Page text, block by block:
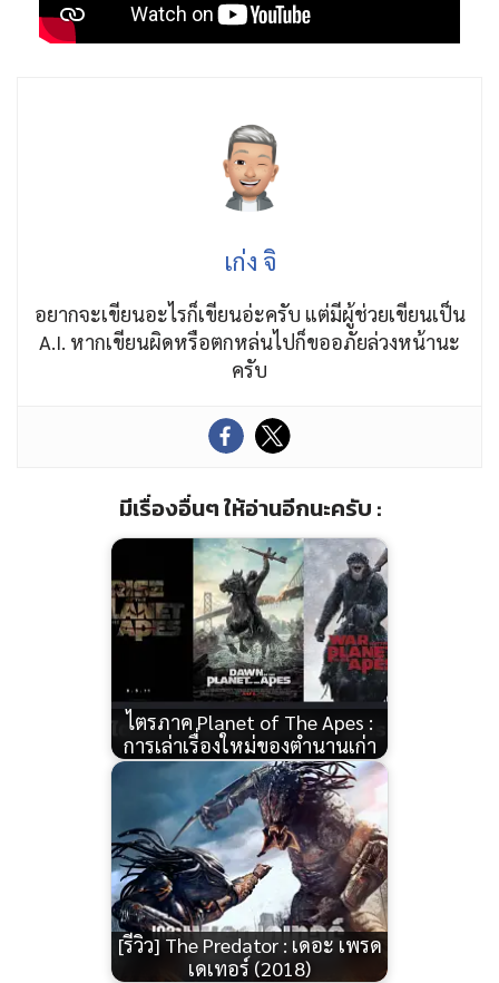
เก่ง จิ
อยากจะเขียนอะไรก็เขียนอ่ะครับ แต่มีผู้ช่วยเขียนเป็น
A.I. หากเขียนผิดหรือตกหล่นไปก็ขออภัยล่วงหน้านะ
ครับ
มีเรื่องอื่นๆ ให้อ่านอีกนะครับ :
ไตรภาค Planet of The Apes :
การเล่าเรื่องใหม่ของตำนานเก่า
[รีวิว] The Predator : เดอะ เพรด
เดเทอร์ (2018)